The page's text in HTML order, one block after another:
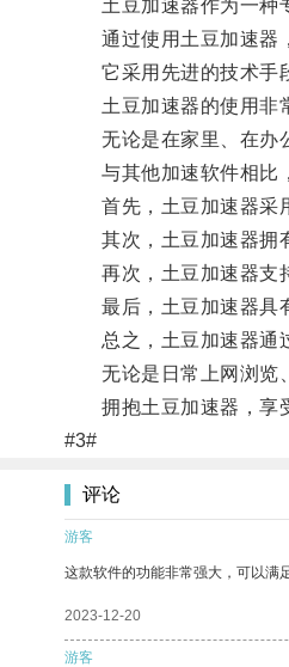
土豆加速器作为一种专
通过使用土豆加速器，
它采用先进的技术手段
土豆加速器的使用非常
无论是在家里、在办公
与其他加速软件相比，
首先，土豆加速器采用
其次，土豆加速器拥有
再次，土豆加速器支持
最后，土豆加速器具有
总之，土豆加速器通过
无论是日常上网浏览、
拥抱土豆加速器，享受
#3#
评论
游客
这款软件的功能非常强大，可以满
2023-12-20
游客